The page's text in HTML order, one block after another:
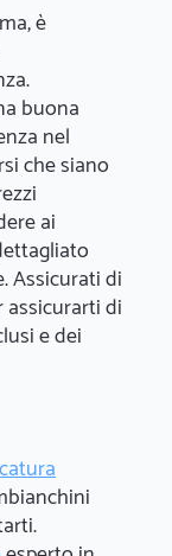
è
buona
nel
che siano
ai
Assicurati di
di
e dei